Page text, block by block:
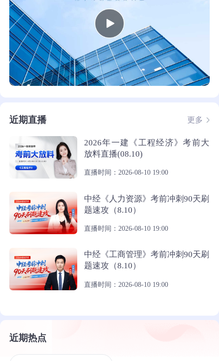
近期直播 更多
2026年一建《工程经济》考前大
放料直播(08.10)
直播时间：2026-08-10 19:00
中经《人力资源》考前冲刺90天刷
题速攻（8.10）
直播时间：2026-08-10 19:00
中经《工商管理》考前冲刺90天刷
题速攻（8.10）
直播时间：2026-08-10 19:00
近期热点